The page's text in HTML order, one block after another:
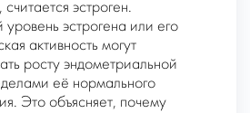
эстроген.
эстрогена или его
активность могут
росту эндометриальной
её нормального
Это объясняет, почему